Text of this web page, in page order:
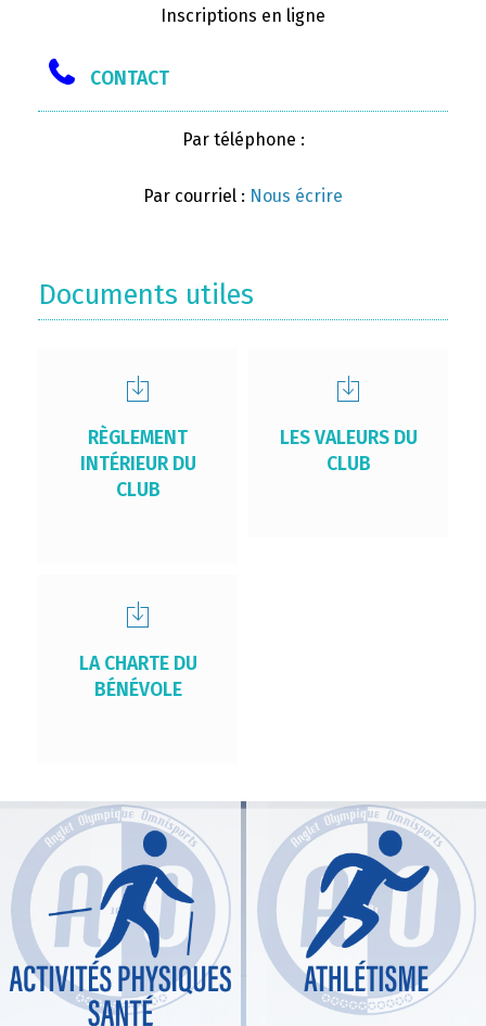
Inscriptions en ligne
CONTACT
Par téléphone :
Par courriel : Nous écrire
Documents utiles
RÈGLEMENT
INTÉRIEUR DU
CLUB
LES VALEURS DU
CLUB
LA CHARTE DU
BÉNÉVOLE